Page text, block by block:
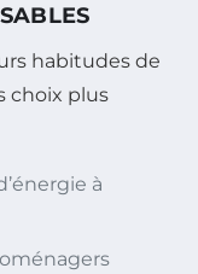
habitudes de
choix plus
à